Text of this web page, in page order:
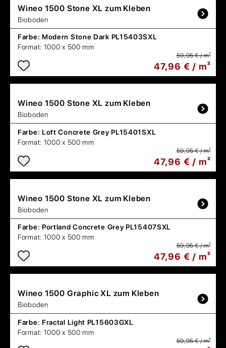
Wineo 1500 Stone XL zum Kleben
Bioboden
Farbe: Modern Stone Dark PL15403SXL
Format: 1000 x 500 mm
59,95 € / m²
47,96 € / m²
Wineo 1500 Stone XL zum Kleben
Bioboden
Farbe: Loft Concrete Grey PL15401SXL
Format: 1000 x 500 mm
59,95 € / m²
47,96 € / m²
Wineo 1500 Stone XL zum Kleben
Bioboden
Farbe: Portland Concrete Grey PL15407SXL
Format: 1000 x 500 mm
59,95 € / m²
47,96 € / m²
Wineo 1500 Graphic XL zum Kleben
Bioboden
Farbe: Fractal Light PL15603GXL
Format: 1000 x 500 mm
59,95 € / m²